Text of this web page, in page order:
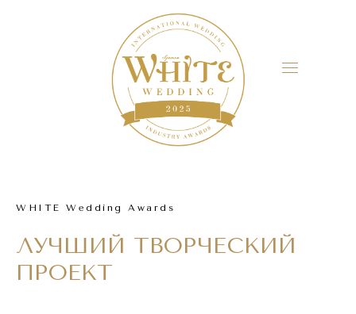
WHITE Wedding Awards
ЛУЧШИЙ ТВОРЧЕСКИЙ
ПРОЕКТ